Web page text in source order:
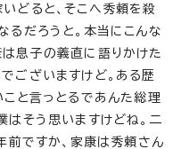
どると、そこへ秀頼を殺
るだろうと。本当にこんな
息子の義直に語りかけた
ございますけど。ある歴
こと言っとるであんた総理
はそう思いますけどね。二
ですか、家康は秀頼さん